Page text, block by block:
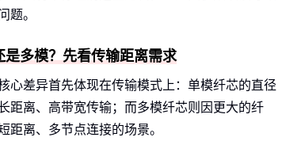
题。
是多模？先看传输距离需求
心差异首先体现在传输模式上：单模纤芯的直径
距离、高带宽传输；而多模纤芯则因更大的纤
距离、多节点连接的场景。